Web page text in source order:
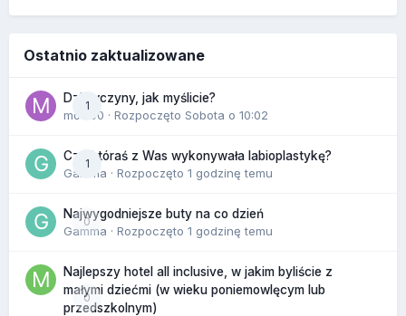
Ostatnio zaktualizowane
1
Dziewczyny, jak myślicie?
mozi00 · Rozpoczęto Sobota o 10:02
1
Czy któraś z Was wykonywała labioplastykę?
Gamma · Rozpoczęto 1 godzinę temu
0
Najwygodniejsze buty na co dzień
Gamma · Rozpoczęto 1 godzinę temu
0
Najlepszy hotel all inclusive, w jakim byliście z
małymi dziećmi (w wieku poniemowlęcym lub
przedszkolnym)